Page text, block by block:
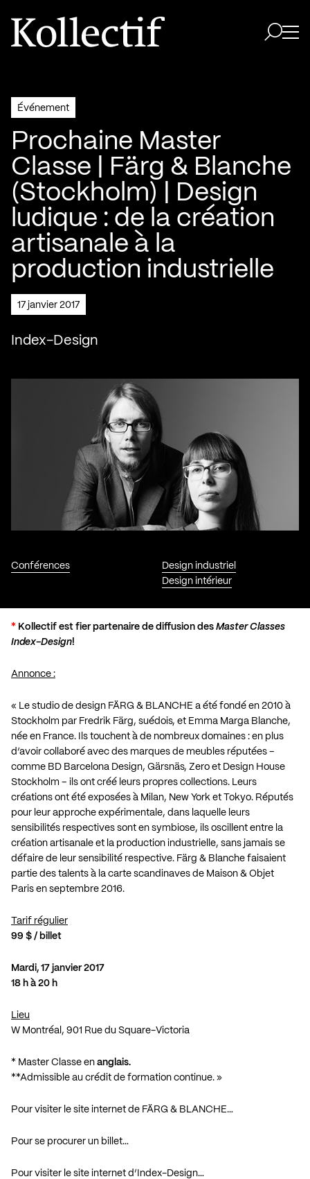
Aller à la page d'accueil
Logo Kollectif
Événement
Prochaine Master
Classe | Färg & Blanche
(Stockholm) | Design
ludique : de la création
artisanale à la
production industrielle
17 janvier 2017
Index-Design
Conférences
Design industriel
Design intérieur
* Kollectif est fier partenaire de diffusion des Master Classes
Index-Design!
Annonce :
« Le studio de design FÄRG & BLANCHE a été fondé en 2010 à
Stockholm par Fredrik Färg, suédois, et Emma Marga Blanche,
née en France. Ils touchent à de nombreux domaines : en plus
d’avoir collaboré avec des marques de meubles réputées –
comme BD Barcelona Design, Gärsnäs, Zero et Design House
Stockholm – ils ont créé leurs propres collections. Leurs
créations ont été exposées à Milan, New York et Tokyo. Réputés
pour leur approche expérimentale, dans laquelle leurs
sensibilités respectives sont en symbiose, ils oscillent entre la
création artisanale et la production industrielle, sans jamais se
défaire de leur sensibilité respective. Färg & Blanche faisaient
partie des talents à la carte scandinaves de Maison & Objet
Paris en septembre 2016.
Tarif régulier
99 $ / billet
Mardi, 17 janvier 2017
18 h à 20 h
Lieu
W Montréal, 901 Rue du Square-Victoria
* Master Classe en anglais.
**Admissible au crédit de formation continue. »
Pour visiter le site internet de FÄRG & BLANCHE…
Pour se procurer un billet…
Pour visiter le site internet d’Index-Design…